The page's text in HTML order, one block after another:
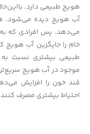
هویج طبیعی دارد.
آب هویج دیده می‌شود.
می‌دهد. پس افرادی که به
خام را جایگزین آب هویج
طبیعی بیشتری نسبت
موجود در آب هویج
قند خون را افزایش
احتیاط بیشتری مصرف